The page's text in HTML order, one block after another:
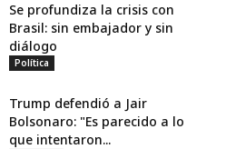
Se profundiza la crisis con
Brasil: sin embajador y sin
diálogo
Política
Trump defendió a Jair
Bolsonaro: "Es parecido a lo
que intentaron...